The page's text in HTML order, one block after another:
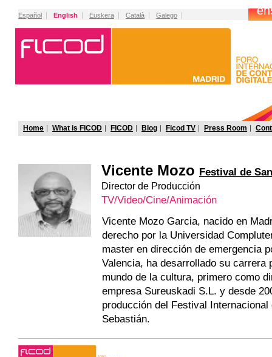
Español English Euskera Català Galego
Vicente Mozo Festival de
Director de Producción
TV/Video/Cine/Animación
Vicente Mozo Garcia, nacido en
derecho por la Universidad
master en dirección de emergencia
Valencia, ha desarrollado su carrera
mundo de la cultura, primero como
empresa Sureuskadi S.L. y desde
producción del Festival Internacional
Sebastián.
Home What is FICOD FICOD Blog Ficod TV Press Room